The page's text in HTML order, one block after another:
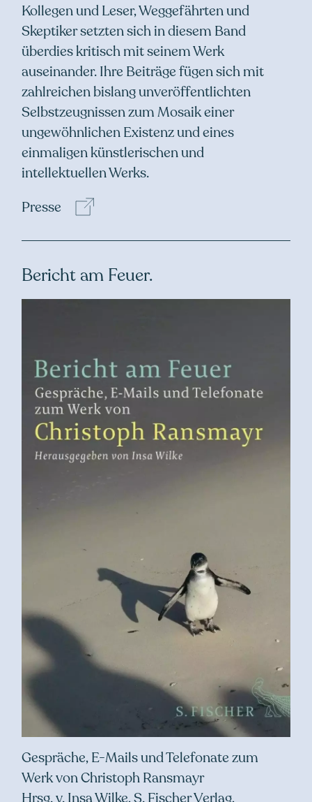
Kollegen und Leser, Weggefährten und
Skeptiker setzten sich in diesem Band
überdies kritisch mit seinem Werk
auseinander. Ihre Beiträge fügen sich mit
zahlreichen bislang unveröffentlichten
Selbstzeugnissen zum Mosaik einer
ungewöhnlichen Existenz und eines
einmaligen künstlerischen und
intellektuellen Werks.
Presse
Bericht am Feuer.
Gespräche, E-Mails und Telefonate zum
Werk von Christoph Ransmayr
Hrsg. v. Insa Wilke, S. Fischer Verlag,